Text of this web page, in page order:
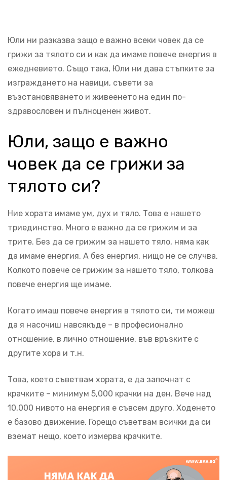
Юли ни разказва защо е важно всеки човек да се
грижи за тялото си и как да имаме повече енергия в
ежедневието. Също така, Юли ни дава стъпките за
изграждането на навици, съвети за
възстановяването и живеенето на един по-
здравословен и пълноценен живот.
Юли, защо е важно
човек да се грижи за
тялото си?
Ние хората имаме ум, дух и тяло. Това е нашето
триединство. Много е важно да се грижим и за
трите. Без да се грижим за нашето тяло, няма как
да имаме енергия. А без енергия, нищо не се случва.
Колкото повече се грижим за нашето тяло, толкова
повече енергия ще имаме.
Когато имаш повече енергия в тялото си, ти можеш
да я насочиш навсякъде – в професионално
отношение, в лично отношение, във връзките с
другите хора и т.н.
Това, което съветвам хората, е да започнат с
крачките – минимум 5,000 крачки на ден. Вече над
10,000 нивото на енергия е съвсем друго. Ходенето
е базово движение. Горещо съветвам всички да си
вземат нещо, което измерва крачките.